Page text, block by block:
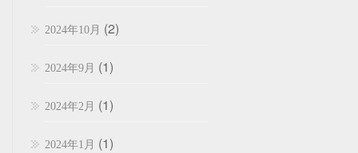
2024年10月 (2)
2024年9月 (1)
2024年2月 (1)
2024年1月 (1)